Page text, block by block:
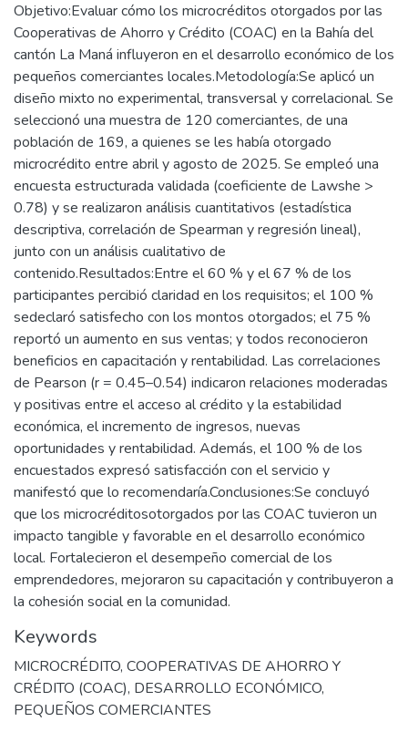
Objetivo:Evaluar cómo los microcréditos otorgados por las
Cooperativas de Ahorro y Crédito (COAC) en la Bahía del
cantón La Maná influyeron en el desarrollo económico de los
pequeños comerciantes locales.Metodología:Se aplicó un
diseño mixto no experimental, transversal y correlacional. Se
seleccionó una muestra de 120 comerciantes, de una
población de 169, a quienes se les había otorgado
microcrédito entre abril y agosto de 2025. Se empleó una
encuesta estructurada validada (coeficiente de Lawshe >
0.78) y se realizaron análisis cuantitativos (estadística
descriptiva, correlación de Spearman y regresión lineal),
junto con un análisis cualitativo de
contenido.Resultados:Entre el 60 % y el 67 % de los
participantes percibió claridad en los requisitos; el 100 %
sedeclaró satisfecho con los montos otorgados; el 75 %
reportó un aumento en sus ventas; y todos reconocieron
beneficios en capacitación y rentabilidad. Las correlaciones
de Pearson (r = 0.45–0.54) indicaron relaciones moderadas
y positivas entre el acceso al crédito y la estabilidad
económica, el incremento de ingresos, nuevas
oportunidades y rentabilidad. Además, el 100 % de los
encuestados expresó satisfacción con el servicio y
manifestó que lo recomendaría.Conclusiones:Se concluyó
que los microcréditosotorgados por las COAC tuvieron un
impacto tangible y favorable en el desarrollo económico
local. Fortalecieron el desempeño comercial de los
emprendedores, mejoraron su capacitación y contribuyeron a
la cohesión social en la comunidad.
Keywords
MICROCRÉDITO, COOPERATIVAS DE AHORRO Y
CRÉDITO (COAC), DESARROLLO ECONÓMICO,
PEQUEÑOS COMERCIANTES